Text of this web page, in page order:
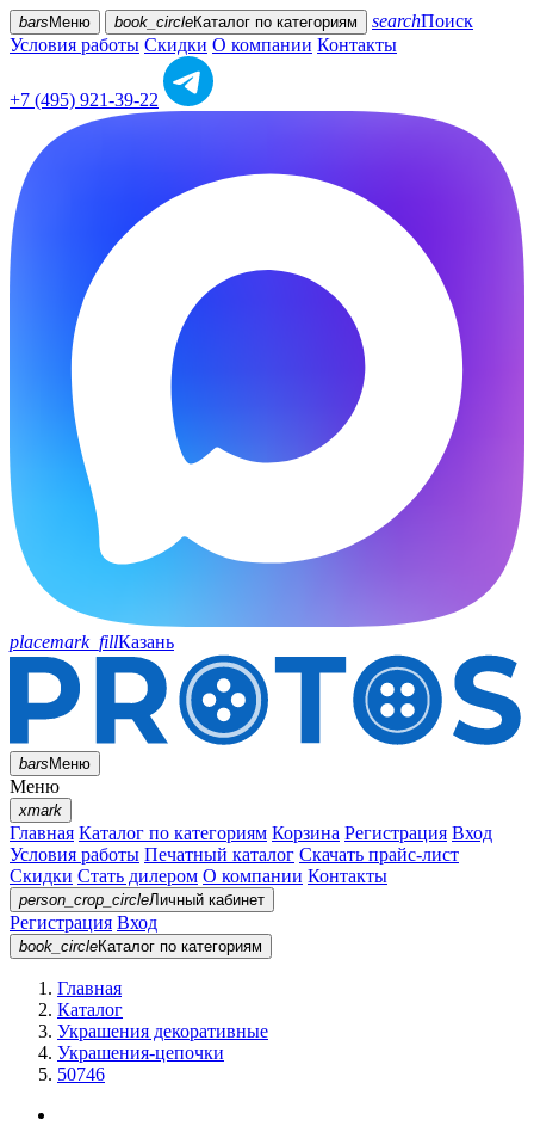
bars Меню book_circleКаталог по категориям searchПоиск
Условия работы Скидки О компании Контакты
+7 (495) 921-39-22
placemark_fillКазань
barsМеню
Меню
xmark
Главная Каталог по категориям Корзина Регистрация Вход
Условия работы Печатный каталог Скачать прайс-лист
Скидки Стать дилером О компании Контакты
person_crop_circleЛичный кабинет
Регистрация Вход
book_circleКаталог по категориям
Главная
Каталог
Украшения декоративные
Украшения-цепочки
50746